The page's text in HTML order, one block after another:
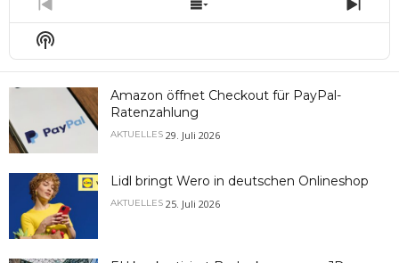
Previous
Episode
Show
Episodes
Next
Show
Podcast
Information
Amazon öffnet Checkout für PayPal-
Ratenzahlung
AKTUELLES 29. Juli 2026
Lidl bringt Wero in deutschen Onlineshop
AKTUELLES 25. Juli 2026